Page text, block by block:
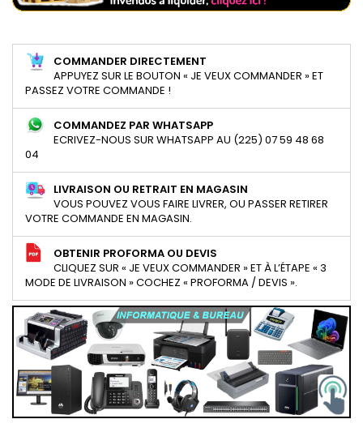
COMMANDER DIRECTEMENT
APPUYEZ SUR LE BOUTON « JE VEUX COMMANDER » ET
PASSEZ VOTRE COMMANDE !
COMMANDEZ PAR WHATSAPP
ECRIVEZ-NOUS SUR WHATSAPP AU (225) 07 59 48 68
04
LIVRAISON OU RETRAIT EN MAGASIN
VOUS POUVEZ VOUS FAIRE LIVRER, OU PASSER RETIRER
VOTRE COMMANDE EN MAGASIN.
OBTENIR PROFORMA OU DEVIS
CLIQUEZ SUR « JE VEUX COMMANDER » ET À L’ÉTAPE « 3
MODE DE LIVRAISON » COCHEZ « PROFORMA / DEVIS ».